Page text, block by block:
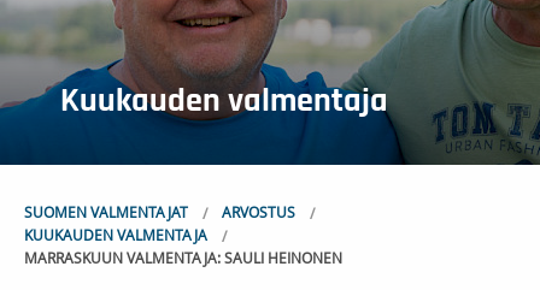
Kuukauden valmentaja
SUOMEN VALMENTAJAT
ARVOSTUS
KUUKAUDEN VALMENTAJA
MARRASKUUN VALMENTAJA: SAULI HEINONEN